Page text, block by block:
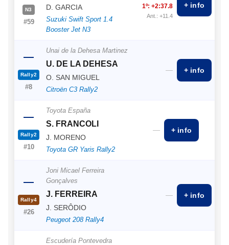
N3
#59
D. GARCIA
Suzuki Swift Sport 1.4
Booster Jet N3
1º: +2:37.8
Ant.: +11.4
+ info
—
Rally2
#8
Unai de la Dehesa Martinez
U. DE LA DEHESA
O. SAN MIGUEL
Citroën C3 Rally2
— + info
—
Rally2
#10
Toyota España
S. FRANCOLI
J. MORENO
Toyota GR Yaris Rally2
— + info
—
Rally4
#26
Joni Micael Ferreira
Gonçalves
J. FERREIRA
J. SERÔDIO
Peugeot 208 Rally4
— + info
Escudería Pontevedra